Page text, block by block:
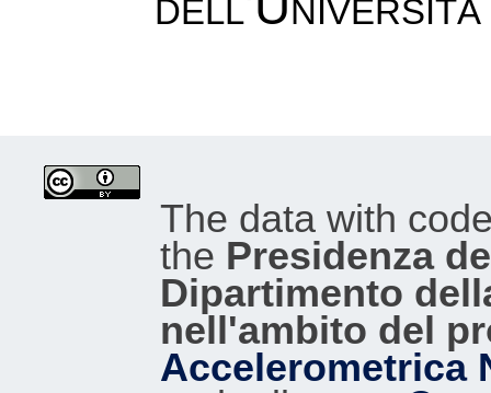
The data with
the Presidenza
Dipartimento
nell'ambito del
Accelerometrica